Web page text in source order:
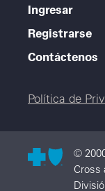
Ingresar
Registrarse
Contáctenos
Legal
Política de
©
Cross